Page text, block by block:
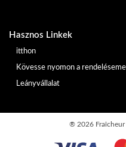
Hasznos Linkek
itthon
Kövesse nyomon a
Leányvállalat
® 2026 Fraîcheur